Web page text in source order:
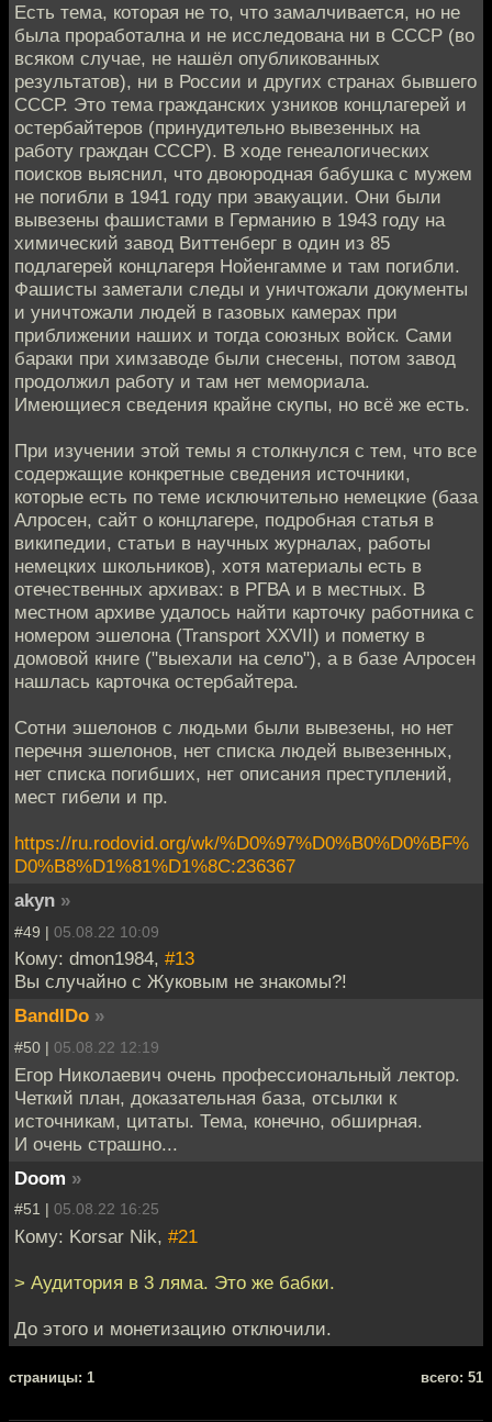
Есть тема, которая не то, что замалчивается, но не
была проработална и не исследована ни в СССР (во
всяком случае, не нашёл опубликованных
результатов), ни в России и других странах бывшего
СССР. Это тема гражданских узников концлагерей и
остербайтеров (принудительно вывезенных на
работу граждан СССР). В ходе генеалогических
поисков выяснил, что двоюродная бабушка с мужем
не погибли в 1941 году при эвакуации. Они были
вывезены фашистами в Германию в 1943 году на
химический завод Виттенберг в один из 85
подлагерей концлагеря Нойенгамме и там погибли.
Фашисты заметали следы и уничтожали документы
и уничтожали людей в газовых камерах при
приближении наших и тогда союзных войск. Сами
бараки при химзаводе были снесены, потом завод
продолжил работу и там нет мемориала.
Имеющиеся сведения крайне скупы, но всё же есть.
При изучении этой темы я столкнулся с тем, что все
содержащие конкретные сведения источники,
которые есть по теме исключительно немецкие (база
Алросен, сайт о концлагере, подробная статья в
википедии, статьи в научных журналах, работы
немецких школьников), хотя материалы есть в
отечественных архивах: в РГВА и в местных. В
местном архиве удалось найти карточку работника с
номером эшелона (Transport XXVII) и пометку в
домовой книге ("выехали на село"), а в базе Алросен
нашлась карточка остербайтера.
Сотни эшелонов с людьми были вывезены, но нет
перечня эшелонов, нет списка людей вывезенных,
нет списка погибших, нет описания преступлений,
мест гибели и пр.
https://ru.rodovid.org/wk/%D0%97%D0%B0%D0%BF%
D0%B8%D1%81%D1%8C:236367
akyn »
#49 | 05.08.22 10:09
Кому: dmon1984, #13
Вы случайно с Жуковым не знакомы?!
BandIDo »
#50 | 05.08.22 12:19
Егор Николаевич очень профессиональный лектор.
Четкий план, доказательная база, отсылки к
источникам, цитаты. Тема, конечно, обширная.
И очень страшно...
Doom »
#51 | 05.08.22 16:25
Кому: Korsar Nik, #21
> Аудитория в 3 ляма. Это же бабки.
До этого и монетизацию отключили.
cтраницы: 1 всего: 51